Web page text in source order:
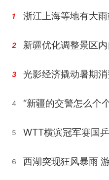
1 浙江上海等地有大
2 新疆优化调整景区
3 光影经济撬动暑期
4 “新疆的交警怎么个
5
6